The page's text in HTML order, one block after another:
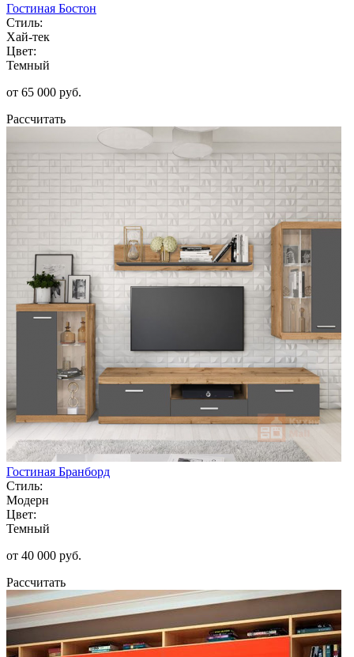
Гостиная Бостон
Стиль:
Хай-тек
Цвет:
Темный
от 65 000 руб.
Рассчитать
Гостиная Бранборд
Стиль:
Модерн
Цвет:
Темный
от 40 000 руб.
Рассчитать